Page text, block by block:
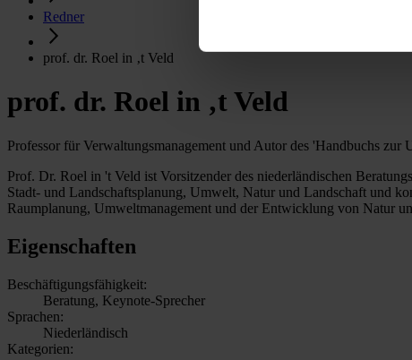
Redner
prof. dr. Roel in ‚t Veld
prof. dr. Roel in ‚t Veld
Professor für Verwaltungsmanagement und Autor des 'Handbuchs zur
Prof. Dr. Roel in 't Veld ist Vorsitzender des niederländischen
Stadt- und Landschaftsplanung, Umwelt, Natur und Landschaft und
Raumplanung, Umweltmanagement und der Entwicklung von Natur
Eigenschaften
Beschäftigungsfähigkeit:
Beratung, Keynote-Sprecher
Sprachen:
Niederländisch
Kategorien: